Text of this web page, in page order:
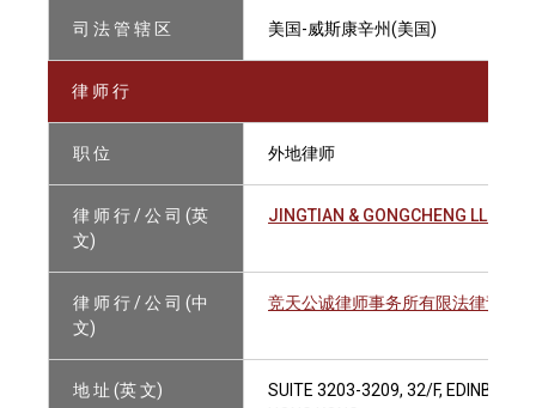
司 法 管 辖 区 美国-威斯康辛州(美国)
律 师 行
职 位 外地律师
律 师 行 / 公 司 (英
文)
JINGTIAN & GONGCHENG LLP
律 师 行 / 公 司 (中
文)
竞天公诚律师事务所有限法律责任
地 址 (英 文)
SUITE 3203-3209, 32/F,